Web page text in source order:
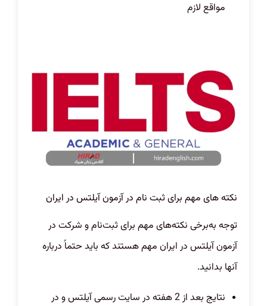
مواقع لازم
نکته های مهم برای ثبت نام در آزمون آیلتس در ایران
توجه به‌برخی نکته‌های مهم برای ثبت‌نام و شرکت در
آزمون آیلتس در ایران مهم هستند که باید حتماً درباره
آنها بدانید.
نتایج بعد از 2 هفته در سایت رسمی آیلتس و در